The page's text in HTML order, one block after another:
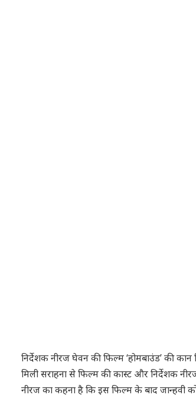
निर्देशक नीरज घेवन की फिल्म ‘होमबाउंड’ की
मिली सराहना से फिल्म की कास्ट और निर्देशक
नीरज का कहना है कि इस फिल्म के बाद जान्हवी